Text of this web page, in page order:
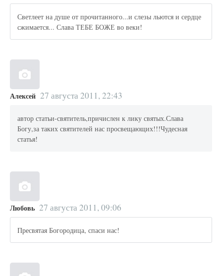
Светлеет на душе от прочитанного...и слезы льются и сердце
сжимается... Слава ТЕБЕ БОЖЕ во веки!
Алексей 27 августа 2011, 22:43
автор статьи-святитель,причислен к лику святых.Слава
Богу,за таких святителей нас просвещающих!!!Чудесная
статья!
Любовь 27 августа 2011, 09:06
Пресвятая Богородица, спаси нас!